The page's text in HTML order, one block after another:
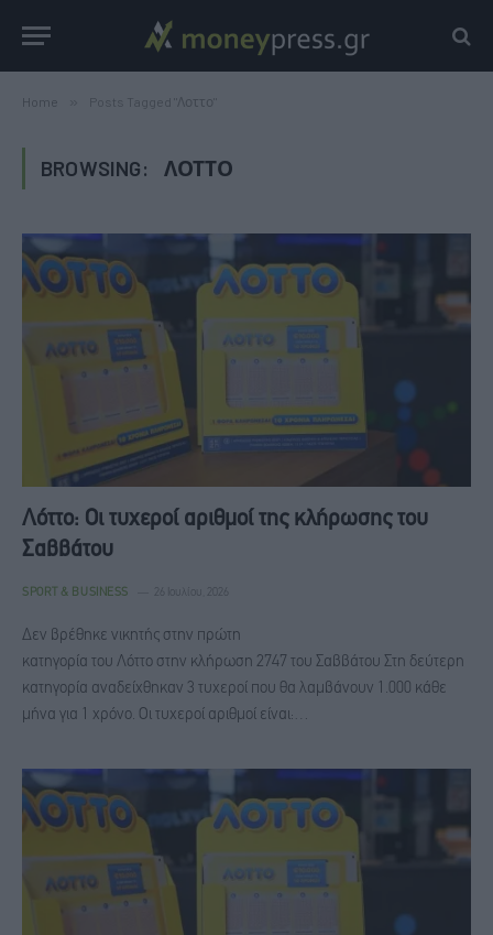
Home Posts Tagged "Λοττο"
BROWSING: ΛΟΤΤΟ
Λόττο: Οι τυχεροί αριθμοί της κλήρωσης του
Σαββάτου
SPORT & BUSINESS 26 Ιουλίου, 2026
Δεν βρέθηκε νικητής στην πρώτη
κατηγορία του Λόττο στην κλήρωση 2747 του Σαββάτου Στη δεύτερη
κατηγορία αναδείχθηκαν 3 τυχεροί που θα λαμβάνουν 1.000 κάθε
μήνα για 1 χρόνο. Οι τυχεροί αριθμοί είναι:…